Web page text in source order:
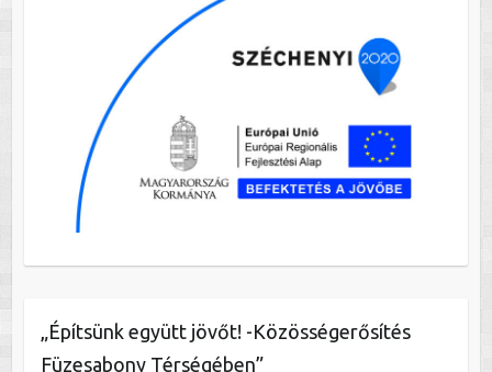
„Építsünk együtt jövőt! -Közösségerősítés
Füzesabony Térségében”